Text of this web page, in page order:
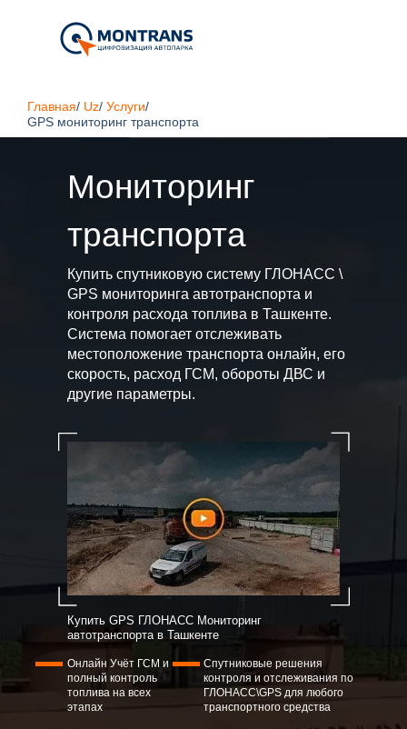
Главная/ Uz/ Услуги/
GPS мониторинг транспорта
Спутниковые решения
контроля и отслеживания по
ГЛОНАСС\GPS для любого
транспортного средства
Онлайн Учёт ГСМ и
полный контроль
топлива на всех
этапах
Мониторинг
транспорта
Купить GPS ГЛОНАСС Мониторинг
автотранспорта в Ташкенте
Купить спутниковую систему ГЛОНАСС \
GPS мониторинга автотранспорта и
контроля расхода топлива в Ташкенте.
Система помогает отслеживать
местоположение транспорта онлайн, его
скорость, расход ГСМ, обороты ДВС и
другие параметры.